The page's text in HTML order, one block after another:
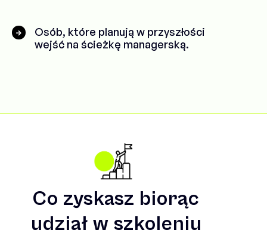
Osób, które planują w przyszłości
wejść na ścieżkę managerską.
Co zyskasz biorąc
udział w szkoleniu